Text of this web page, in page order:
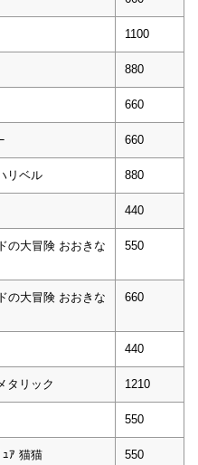
1100
880
660
660
リベル 880
440
の大冒険 おおきな
550
の大冒険 おおきな
660
440
タリック 1210
550
ｱ 猫猫 550